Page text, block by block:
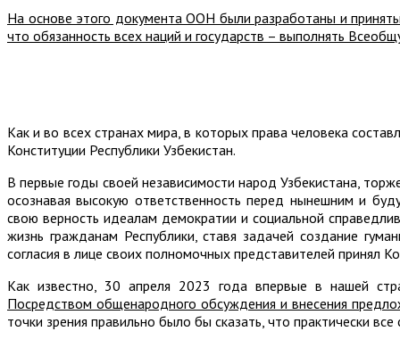
На основе этого документа ООН были разработаны и
что обязанность всех наций и государств – выполнять
Как и во всех странах мира, в которых права человека
Конституции Республики Узбекистан.
В первые годы своей независимости народ Узбекистана,
осознавая высокую ответственность перед нынешним и
свою верность идеалам демократии и социальной
жизнь гражданам Республики, ставя задачей создание
согласия в лице своих полномочных представителей принял
Как известно, 30 апреля 2023 года впервые в нашей
Посредством общенародного обсуждения и внесения
точки зрения правильно было бы сказать, что практически